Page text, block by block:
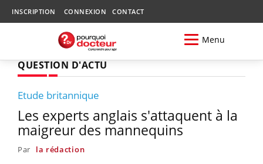
INSCRIPTION CONNEXION CONTACT
Menu
QUESTION D'ACTU
Etude britannique
Les experts anglais s'attaquent à la
maigreur des mannequins
Par la rédaction